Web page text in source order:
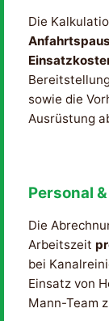
Die
sowie die
Ausrüstung
Personal
Die
Arbeitszeit
bei
Einsatz von
Mann-Team